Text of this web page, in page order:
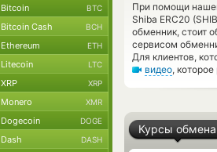
При помощи
Shiba ERC20
обменник, стоит
сервисом
Для клиентов,
видео,
Курсы обмена
Bitcoin BTC
Bitcoin Cash BCH
Ethereum ETH
Litecoin LTC
XRP XRP
Monero XMR
Dogecoin DOGE
Dash DASH